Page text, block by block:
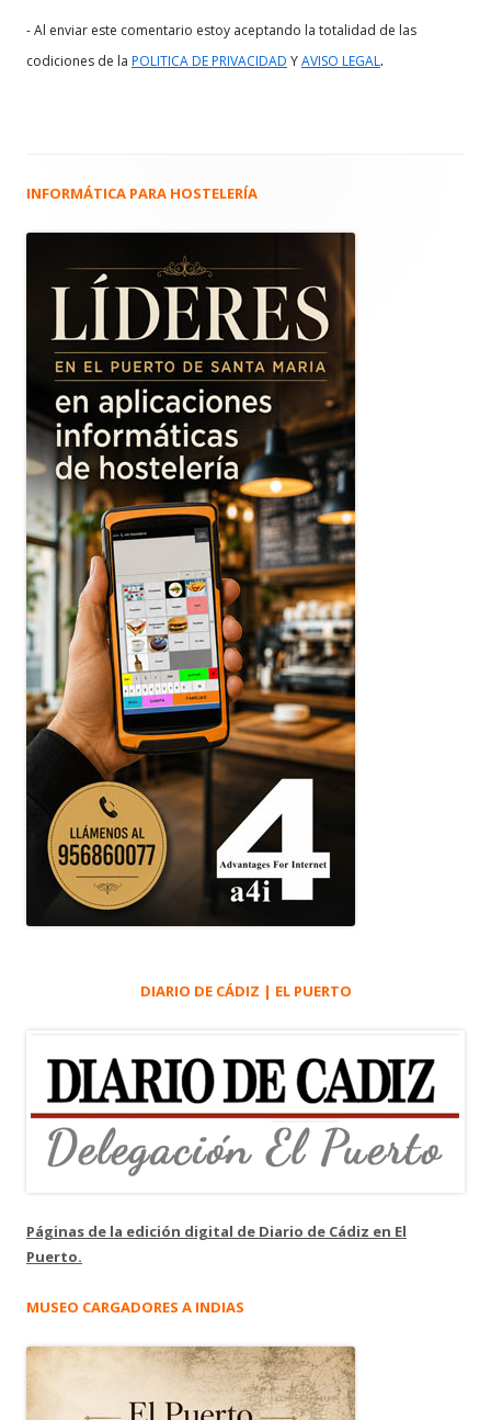
- Al enviar este comentario estoy aceptando la totalidad de las
codiciones de la POLITICA DE PRIVACIDAD YAVISO LEGAL.
Barra
principal
INFORMÁTICA PARA HOSTELERÍA
DIARIO DE CÁDIZ | EL PUERTO
Páginas de la edición digital de Diario de Cádiz en El
Puerto.
MUSEO CARGADORES A INDIAS